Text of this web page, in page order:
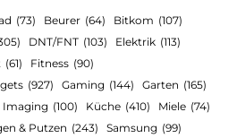
(73) Beurer (64) Bitkom (107)
DNT/FNT (103) Elektrik (113)
(61) Fitness (90)
(927) Gaming (144) Garten (165)
Imaging (100) Küche (410) Miele (74)
& Putzen (243) Samsung (99)